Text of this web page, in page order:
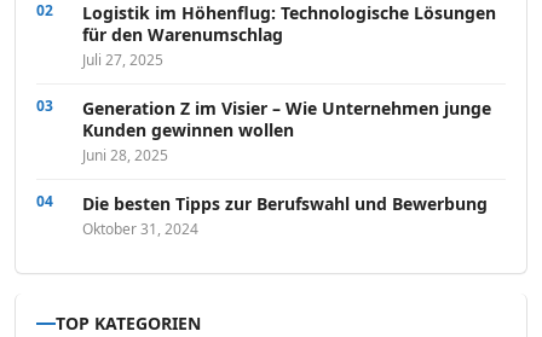
Logistik im Höhenflug: Technologische Lösungen
für den Warenumschlag
Juli 27, 2025
Generation Z im Visier – Wie Unternehmen junge
Kunden gewinnen wollen
Juni 28, 2025
Die besten Tipps zur Berufswahl und Bewerbung
Oktober 31, 2024
TOP KATEGORIEN